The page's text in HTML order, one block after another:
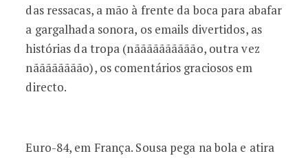
das ressacas, a mão à frente da boca para abafar
a gargalhada sonora, os emails divertidos, as
histórias da tropa (nãããããããããão, outra vez
nãããããããão), os comentários graciosos em
directo.
Euro-84, em França. Sousa pega na bola e atira